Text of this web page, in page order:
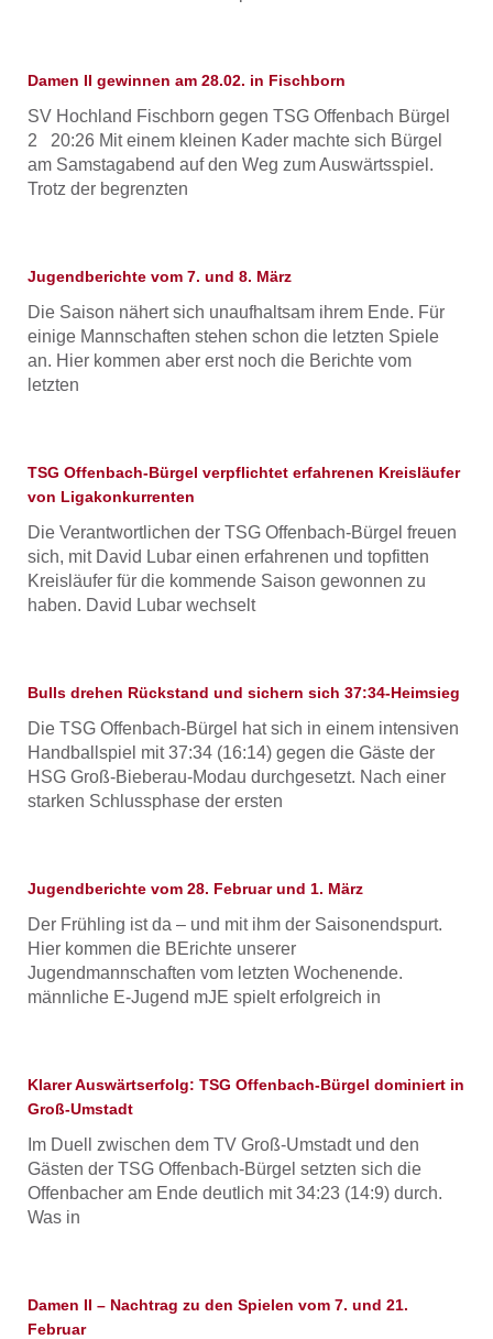
Damen II gewinnen am 28.02. in Fischborn
SV Hochland Fischborn gegen TSG Offenbach Bürgel
2 20:26 Mit einem kleinen Kader machte sich Bürgel
am Samstagabend auf den Weg zum Auswärtsspiel.
Trotz der begrenzten
Jugendberichte vom 7. und 8. März
Die Saison nähert sich unaufhaltsam ihrem Ende. Für
einige Mannschaften stehen schon die letzten Spiele
an. Hier kommen aber erst noch die Berichte vom
letzten
TSG Offenbach-Bürgel verpflichtet erfahrenen Kreisläufer
von Ligakonkurrenten
Die Verantwortlichen der TSG Offenbach-Bürgel freuen
sich, mit David Lubar einen erfahrenen und topfitten
Kreisläufer für die kommende Saison gewonnen zu
haben. David Lubar wechselt
Bulls drehen Rückstand und sichern sich 37:34-Heimsieg
Die TSG Offenbach-Bürgel hat sich in einem intensiven
Handballspiel mit 37:34 (16:14) gegen die Gäste der
HSG Groß-Bieberau-Modau durchgesetzt. Nach einer
starken Schlussphase der ersten
Jugendberichte vom 28. Februar und 1. März
Der Frühling ist da – und mit ihm der Saisonendspurt.
Hier kommen die BErichte unserer
Jugendmannschaften vom letzten Wochenende.
männliche E-Jugend mJE spielt erfolgreich in
Klarer Auswärtserfolg: TSG Offenbach-Bürgel dominiert in
Groß-Umstadt
Im Duell zwischen dem TV Groß-Umstadt und den
Gästen der TSG Offenbach-Bürgel setzten sich die
Offenbacher am Ende deutlich mit 34:23 (14:9) durch.
Was in
Damen II – Nachtrag zu den Spielen vom 7. und 21.
Februar